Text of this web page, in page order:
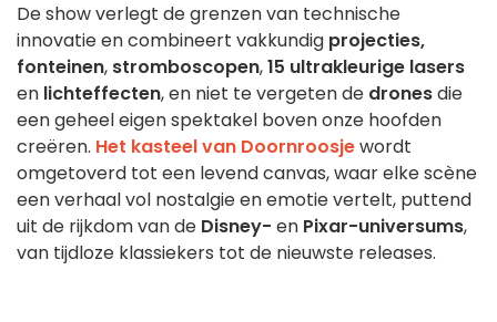
De show verlegt de grenzen van technische
innovatie en combineert vakkundig projecties,
fonteinen, stromboscopen,15 ultrakleurige lasers
en lichteffecten, en niet te vergeten de dronesdie
een geheel eigen spektakel boven onze hoofden
creëren. Het kasteel van Doornroosjewordt
omgetoverd tot een levend canvas, waar elke scène
een verhaal vol nostalgie en emotie vertelt, puttend
uit de rijkdom van de Disney- en Pixar-universums,
van tijdloze klassiekers tot de nieuwste releases.